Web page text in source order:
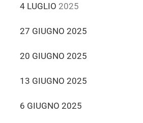
4 LUGLIO 2025
27 GIUGNO 2025
20 GIUGNO 2025
13 GIUGNO 2025
6 GIUGNO 2025